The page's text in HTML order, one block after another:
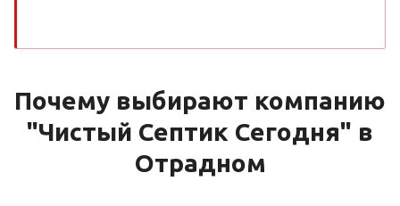
Почему выбирают компанию
"Чистый Септик Сегодня" в
Отрадном